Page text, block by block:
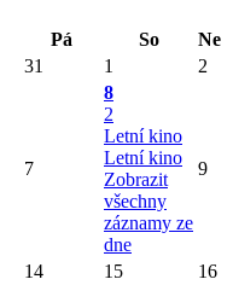
Pá So
Ne
31 1 2
7
8
2
Letní kino
Letní kino
Zobrazit
všechny
záznamy ze
dne
9
14 15
16